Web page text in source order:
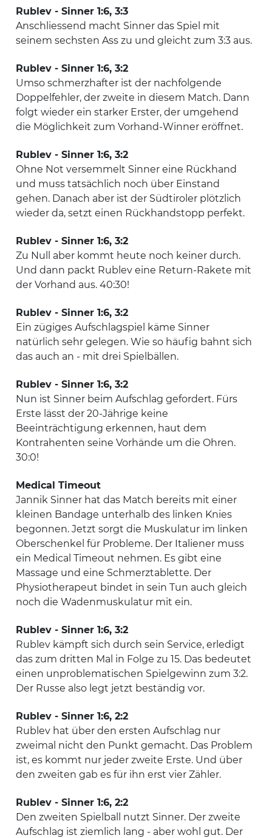
Rublev - Sinner 1:6, 3:3
Anschliessend macht Sinner das Spiel mit
seinem sechsten Ass zu und gleicht zum 3:3 aus.
Rublev - Sinner 1:6, 3:2
Umso schmerzhafter ist der nachfolgende
Doppelfehler, der zweite in diesem Match. Dann
folgt wieder ein starker Erster, der umgehend
die Möglichkeit zum Vorhand-Winner eröffnet.
Rublev - Sinner 1:6, 3:2
Ohne Not versemmelt Sinner eine Rückhand
und muss tatsächlich noch über Einstand
gehen. Danach aber ist der Südtiroler plötzlich
wieder da, setzt einen Rückhandstopp perfekt.
Rublev - Sinner 1:6, 3:2
Zu Null aber kommt heute noch keiner durch.
Und dann packt Rublev eine Return-Rakete mit
der Vorhand aus. 40:30!
Rublev - Sinner 1:6, 3:2
Ein zügiges Aufschlagspiel käme Sinner
natürlich sehr gelegen. Wie so häufig bahnt sich
das auch an - mit drei Spielbällen.
Rublev - Sinner 1:6, 3:2
Nun ist Sinner beim Aufschlag gefordert. Fürs
Erste lässt der 20-Jährige keine
Beeinträchtigung erkennen, haut dem
Kontrahenten seine Vorhände um die Ohren.
30:0!
Medical Timeout
Jannik Sinner hat das Match bereits mit einer
kleinen Bandage unterhalb des linken Knies
begonnen. Jetzt sorgt die Muskulatur im linken
Oberschenkel für Probleme. Der Italiener muss
ein Medical Timeout nehmen. Es gibt eine
Massage und eine Schmerztablette. Der
Physiotherapeut bindet in sein Tun auch gleich
noch die Wadenmuskulatur mit ein.
Rublev - Sinner 1:6, 3:2
Rublev kämpft sich durch sein Service, erledigt
das zum dritten Mal in Folge zu 15. Das bedeutet
einen unproblematischen Spielgewinn zum 3:2.
Der Russe also legt jetzt beständig vor.
Rublev - Sinner 1:6, 2:2
Rublev hat über den ersten Aufschlag nur
zweimal nicht den Punkt gemacht. Das Problem
ist, es kommt nur jeder zweite Erste. Und über
den zweiten gab es für ihn erst vier Zähler.
Rublev - Sinner 1:6, 2:2
Den zweiten Spielball nutzt Sinner. Der zweite
Aufschlag ist ziemlich lang - aber wohl gut. Der